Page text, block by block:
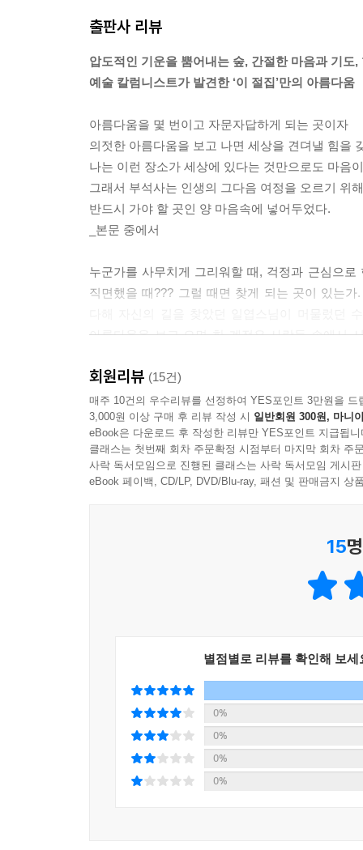
--- p.53
나는 산사 하면 해인사가 가장 먼저 생각나는데,
경험하면서 걷다 보면, 몸이 상승하면서 감정도
건축언어다. 높은 경사지에 자리한 해인사는 계단
전으로 향하는 것이다.
--- p.58
우리는 신라의 석탑, 통일신라의 석불, 고려의 불
의 흐름이 존재했다. 조선의 부처는 석굴암 본존
구부정한 자세로 앉아있는 이유는 불단 앞에 앉
서다. 조선의 부처님은 저 홀로 깨달음의 세계에
인간이 차곡차곡 쌓은 것들과 태고의 시절부터 크
그때 아름다움과 사랑과 평화도 함께 태어난다.
--- p.282
승려를 부르는 ‘비구’는 걸식하는 자라는 뜻이다.
이는 가장 단순한 지시어다. 가장 낮은 이름으로
출판사 리뷰
압도적인 기운을 뿜어내는 숲, 간절한 마음과 기도
예술 칼럼니스트가 발견한 ‘이 절집’만의 아름다움
아름다움을 몇 번이고 자문자답하게 되는 곳이자
의젓한 아름다움을 보고 나면 세상을 견뎌낼 힘을
나는 이런 장소가 세상에 있다는 것만으로도 마음
그래서 부석사는 인생의 그다음 여정을 오르기 위
반드시 가야 할 곳인 양 마음속에 넣어두었다.
_본문 중에서
누군가를 사무치게 그리워할 때, 걱정과 근심으
직면했을 때??? 그럴 때면 찾게 되는 곳이 있는가
아름다움을 보고 오면 한 계절은 사람들 속에서
부처님의 말씀을 배우고 따르며 기도하는 공간
쌓인 곳이다. 작가는 이러한 마음들이 절집을 더
이 책은 단지 불교문화유산을 더 깊이 이해하기
꾸미고 지켜온 사람들의 마음을 곰곰 헤아리며
흔들리고 소란한 당신에게, 인생의 다음 여정을 오
아름다움을 품고 있는 곳’으로 다가오게 된다.
것으로 알려진 용주사 「삼세불회도」의 수수
절집의 건축물과 불화, 불상은 각 시대마다 미의
회원리뷰 (15건)
매주 10건의 우수리뷰를 선정하여 YES포인트 3만원을 드
3,000원 이상 구매 후 리뷰 작성 시 일반회원 300원, 마니
eBook은 다운로드 후 작성한 리뷰만 YES포인트 지급됩니
클래스는 첫번째 회차 주문확정 시점부터 마지막 회차 주
사락 독서모임으로 진행된 클래스는 사락 독서모임 게시
eBook 페이백, CD/LP, DVD/Blu-ray, 패션 및 판매금지 상
15
별점별로 리뷰를 확인해 보세
0%
0%
0%
0%